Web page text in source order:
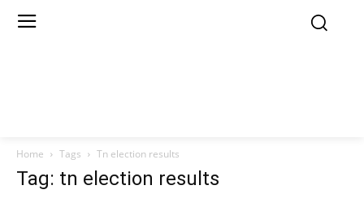
Home Tags Tn election results
Tag: tn election results